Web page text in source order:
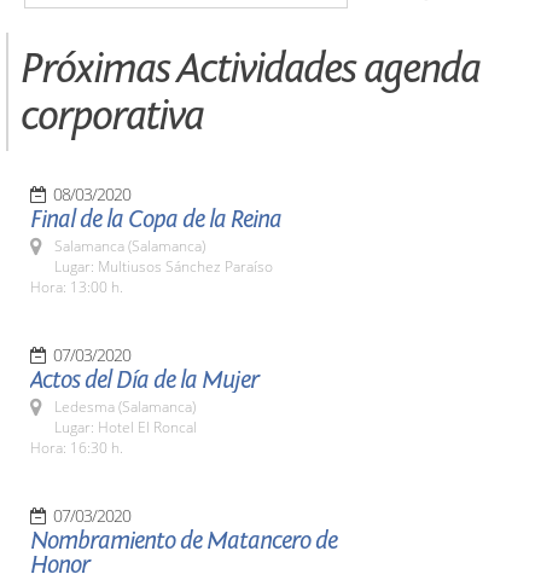
Próximas Actividades agenda
corporativa
08/03/2020
Final de la Copa de la Reina
Salamanca (Salamanca)
Lugar: Multiusos Sánchez Paraíso
Hora: 13:00 h.
07/03/2020
Actos del Día de la Mujer
Ledesma (Salamanca)
Lugar: Hotel El Roncal
Hora: 16:30 h.
07/03/2020
Nombramiento de Matancero de
Honor